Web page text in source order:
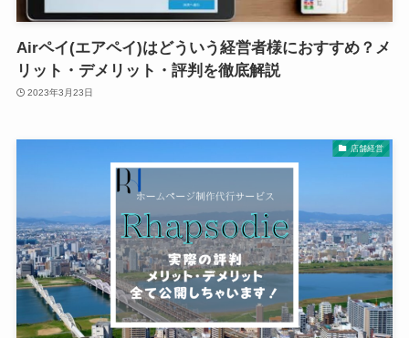
Airペイ(エアペイ)はどういう経営者様におすすめ？メ
リット・デメリット・評判を徹底解説
2023年3月23日
店舗経営